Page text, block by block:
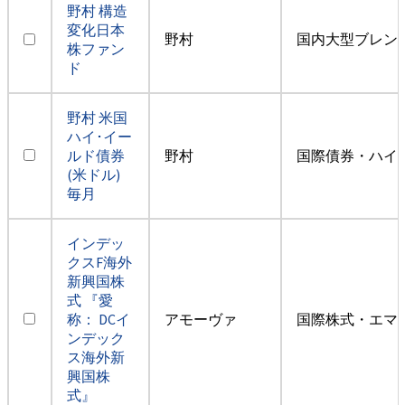
野村 構造
変化日本
株ファン
ド
野村 国内大型ブレン
野村 米国
ハイ･イー
ルド債券
(米ドル)
毎月
野村 国際債券・ハイ
インデッ
クスF海外
新興国株
式 『愛
称： DCイ
ンデック
ス海外新
興国株
式』
アモーヴァ 国際株式・エマ